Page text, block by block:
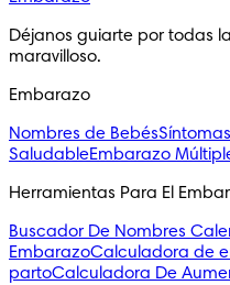
Déjanos guiarte por todas
maravilloso.
Embarazo
Nombres de Bebés
SaludableEmbarazo
Herramientas Para El
Buscador De Nombres
EmbarazoCalculadora de
partoCalculadora De